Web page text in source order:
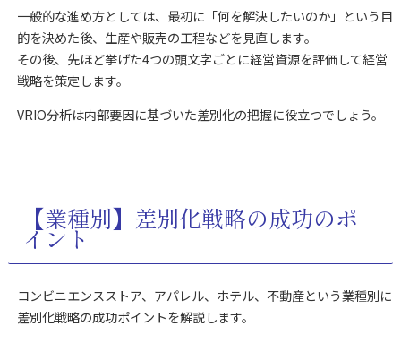
一般的な進め方としては、最初に「何を解決したいのか」という目
的を決めた後、生産や販売の工程などを見直します。
その後、先ほど挙げた4つの頭文字ごとに経営資源を評価して経営
戦略を策定します。
VRIO分析は内部要因に基づいた差別化の把握に役立つでしょう。
【業種別】差別化戦略の成功のポ
イント
コンビニエンスストア、アパレル、ホテル、不動産という業種別に
差別化戦略の成功ポイントを解説します。